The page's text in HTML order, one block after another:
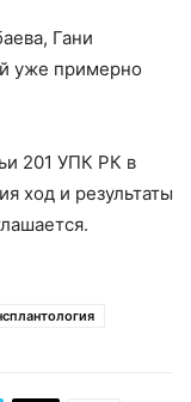
Гани
уже примерно
201 УПК РК в
ход и результаты